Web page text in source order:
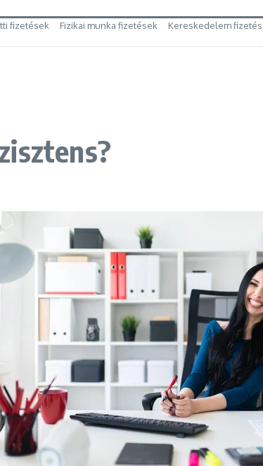
fizetések Fizikai munka fizetések Kereskedelem